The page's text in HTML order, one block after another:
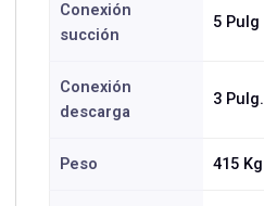
Conexión
succión
5 Pulg
Conexión
descarga
3 Pulg.
Peso 415 Kg